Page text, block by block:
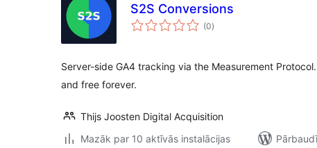
S2S Conversions
(0vērtējumu
kopsumma
)
Server-side GA4 tracking via the Measurement
and free forever.
Thijs Joosten Digital Acquisition
Mazāk par 10 aktīvās instalācijas